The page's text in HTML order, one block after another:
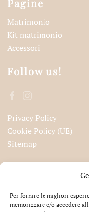
Per fornire le migliori
memorizzare e/o accedere
Pagine
Matrimonio
Kit matrimonio
Accessori
Follow us!
Privacy Policy
Cookie Policy (UE)
Sitemap